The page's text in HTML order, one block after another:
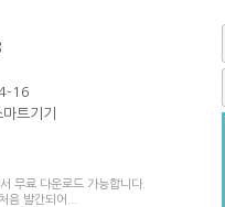
16
트기기
무료 다운로드 가능합니다.
음 발간되어